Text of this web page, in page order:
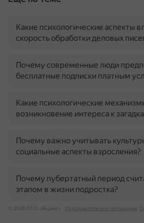
Какие психологические аспекты
скорость обработки деловых
Почему современные люди
бесплатные подписки платным
Какие психологические
возникновение интереса к
Почему важно учитывать
социальные аспекты взросления?
Почему пубертатный период
этапом в жизни подростка?
© 2026 ООО «Яндекс» Пользовательское соглашение